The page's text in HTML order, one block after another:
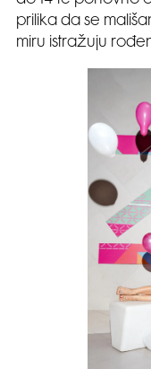
prilika da se
miru istražuju